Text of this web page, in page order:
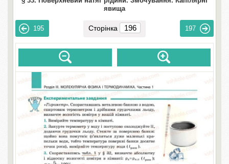
явища
195 Сторінка 197